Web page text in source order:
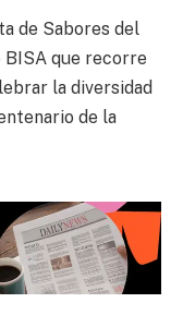
de Sabores del
BISA que recorre
la diversidad
de la